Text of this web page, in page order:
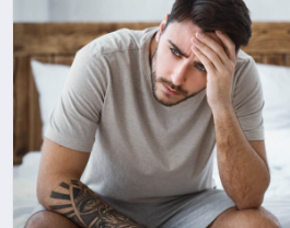
SIYASET
SPOR
YAŞAM